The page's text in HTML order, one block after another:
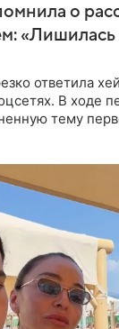
о
«Лишилась
ответила
В ходе
тему